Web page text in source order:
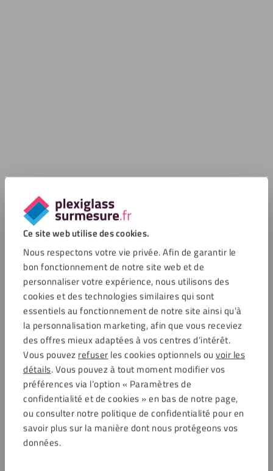
Ce site web utilise des cookies.
Nous respectons votre vie privée. Afin de garantir le
bon fonctionnement de notre site web et de
personnaliser votre expérience, nous utilisons des
cookies et des technologies similaires qui sont
essentiels au fonctionnement de notre site ainsi qu’à
la personnalisation marketing, afin que vous receviez
des offres mieux adaptées à vos centres d’intérêt.
Vous pouvezrefuserles cookies optionnels ou voir les
détails. Vous pouvez à tout moment modifier vos
préférences via l’option « Paramètres de
confidentialité et de cookies » en bas de notre page,
ou consulter notre politique de confidentialité pour en
savoir plus sur la manière dont nous protégeons vos
données.